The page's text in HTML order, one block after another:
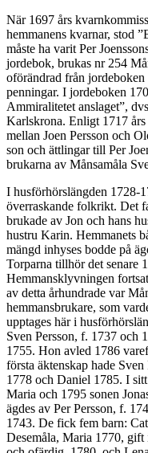
När 1697 års
hemmanens kvarnar, stod
måste ha varit Per
jordebok, brukas nr 254
oförändrad från
penningar. I jordeboken
Ammiralitetet anslaget”,
Karlskrona. Enligt 1717
mellan Joen Persson och
son och ättlingar till Per
brukarna av Månsamåla
I husförhörslängden 1728-
överraskande folkrikt. Det
brukade av Jon och hans
hustru Karin. Hemmanets
mängd inhyses bodde på
Torparna tillhör det senare
Hemmansklyvningen
av detta århundrade var
hemmansbrukare, som
upptages här i
Sven Persson, f. 1737 och
1755. Hon avled 1786
första äktenskap hade
1778 och Daniel 1785. I
Maria och 1795 sonen
ägdes av Per Persson, f.
1743. De fick fem barn:
Desemåla, Maria 1770,